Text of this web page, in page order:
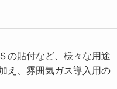
の貼付など、様々な用途
え、雰囲気ガス導入用の